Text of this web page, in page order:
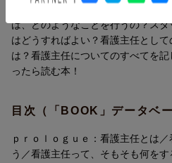
2 看護主任って，そもそも何をす
1．なぜ看護主任が必要？
2．看護主任の立場とその役割は？
3．病院経営の実際を知ろう ほか
1．看護部の理念と方針，年間計画
2．看護部の委員会って？
3．看護主任昇格時の立場とその考
は、どのようなことを行うの？ス
はどうすればよい？看護主任とし
は？看護主任についてのすべてを
ったら読む本！
目次（「BOOK」データベ
ｐｒｏｌｏｇｕｅ：看護主任とは
う／看護主任って、そもそも何を